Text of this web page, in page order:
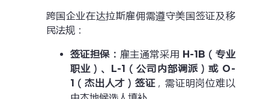
跨国企业在达拉斯雇佣需遵守美国签证及移
民法规：
签证担保： 雇主通常采用 H-1B（专业
职业）、L-1（公司内部调派）或 O-
1（杰出人才）签证，需证明岗位难以